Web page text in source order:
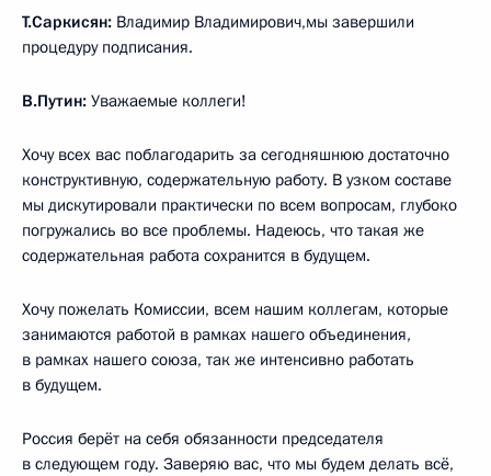
Т.Саркисян: Владимир Владимирович,мы завершили
процедуру подписания.
В.Путин: Уважаемые коллеги!
Хочу всех вас поблагодарить за сегодняшнюю достаточно
конструктивную, содержательную работу. В узком составе
мы дискутировали практически по всем вопросам, глубоко
погружались во все проблемы. Надеюсь, что такая же
содержательная работа сохранится в будущем.
Хочу пожелать Комиссии, всем нашим коллегам, которые
занимаются работой в рамках нашего объединения,
в рамках нашего союза, так же интенсивно работать
в будущем.
Россия берёт на себя обязанности председателя
в следующем году. Заверяю вас, что мы будем делать всё,